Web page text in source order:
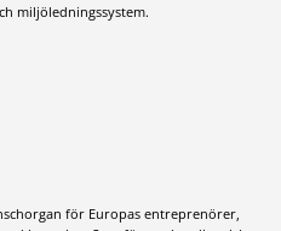
miljöledningssystem.
för Europas entreprenörer,